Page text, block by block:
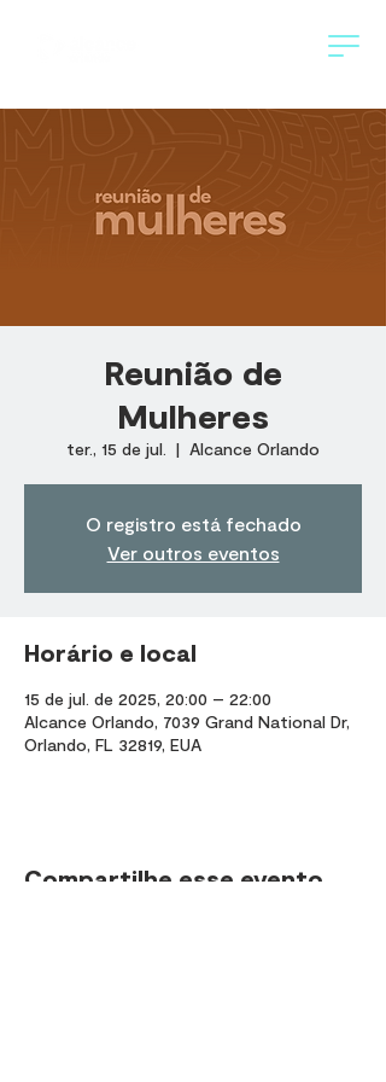
Reunião de
Mulheres
ter., 15 de jul.
  |
Alcance Orlando
O registro está fechado
Ver outros eventos
Horário e local
15 de jul. de 2025, 20:00 – 22:00
Alcance Orlando, 7039 Grand National Dr,
Orlando, FL 32819, EUA
Compartilhe esse evento